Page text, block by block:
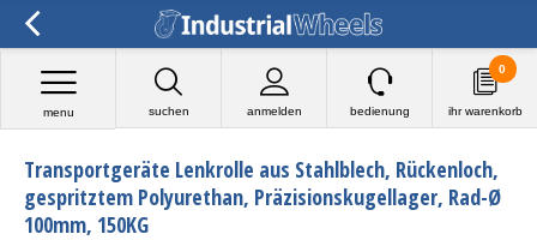
suchen anmelden
menu bedienung ihr warenkorb
0
Transportgeräte Lenkrolle aus Stahlblech, Rückenloch,
gespritztem Polyurethan, Präzisionskugellager, Rad-Ø
100mm, 150KG